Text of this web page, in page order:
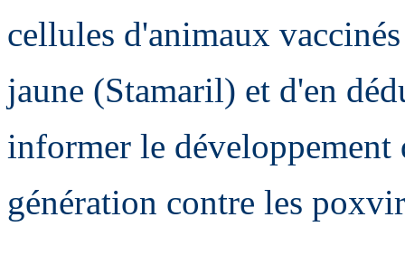
cellules d'animaux
jaune (Stamaril) et d'en
informer le développement
génération contre les